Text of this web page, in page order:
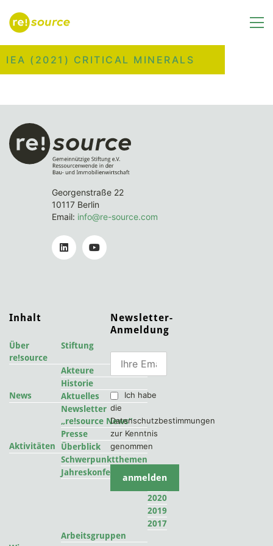
IEA (2021) CRITICAL MINERALS
Georgenstraße 22
10117 Berlin
Email: info@re-source.com
Inhalt
Über
re!source
Stiftung
Akteure
Historie
News
Aktuelles
Newsletter
„re!source News“
Presse
Aktivitäten
Überblick
Schwerpunktthemen
Jahreskonferenzen
2022
2020
2019
2017
Arbeitsgruppen
Newsletter-
Anmeldung
Ich habe
die
Datenschutzbestimmungen
zur Kenntnis
genommen